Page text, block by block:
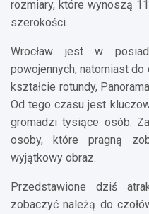
rozmiary, które wynoszą
szerokości.
Wrocław jest w
powojennych, natomiast
kształcie rotundy,
Od tego czasu jest
gromadzi tysiące osób.
osoby, które pragną
wyjątkowy obraz.
Przedstawione dziś
zobaczyć należą do